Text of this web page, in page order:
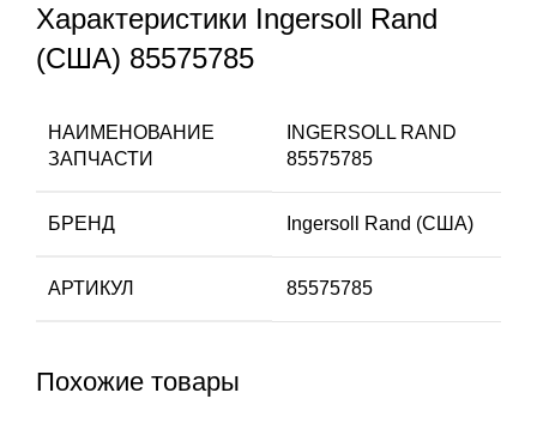
Характеристики Ingersoll Rand
(США) 85575785
НАИМЕНОВАНИЕ
ЗАПЧАСТИ
INGERSOLL RAND
85575785
БРЕНД Ingersoll Rand (США)
АРТИКУЛ 85575785
Похожие товары